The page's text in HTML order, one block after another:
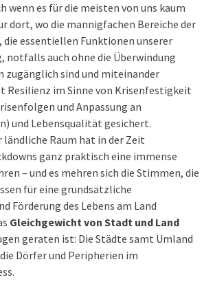
wenn es für die meisten von uns kaum
dort, wo die mannigfachen Bereiche der
die essentiellen Funktionen unserer
notfalls auch ohne die Überwindung
zugänglich sind und miteinander
Resilienz im Sinne von Krisenfestigkeit
und Anpassung an
und Lebensqualität gesichert.
ländliche Raum hat in der Zeit
ganz praktisch eine immense
– und es mehren sich die Stimmen, die
für eine grundsätzliche
Förderung des Lebens am Land
Gleichgewicht von Stadt und Land
geraten ist: Die Städte samt Umland
Dörfer und Peripherien im